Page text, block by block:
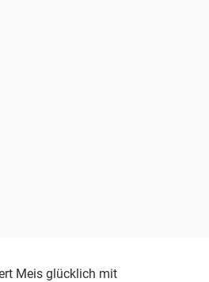
Meis glücklich mit